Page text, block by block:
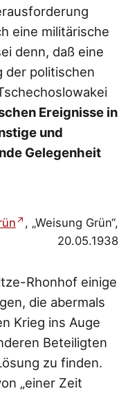
eine militärische
denn, daß eine
der politischen
Ereignisse in
und
Gelegenheit
, „Weisung Grün“,
20.05.1938
Rhonhof einige
die abermals
Krieg ins Auge
Beteiligten
zu finden.
„einer Zeit